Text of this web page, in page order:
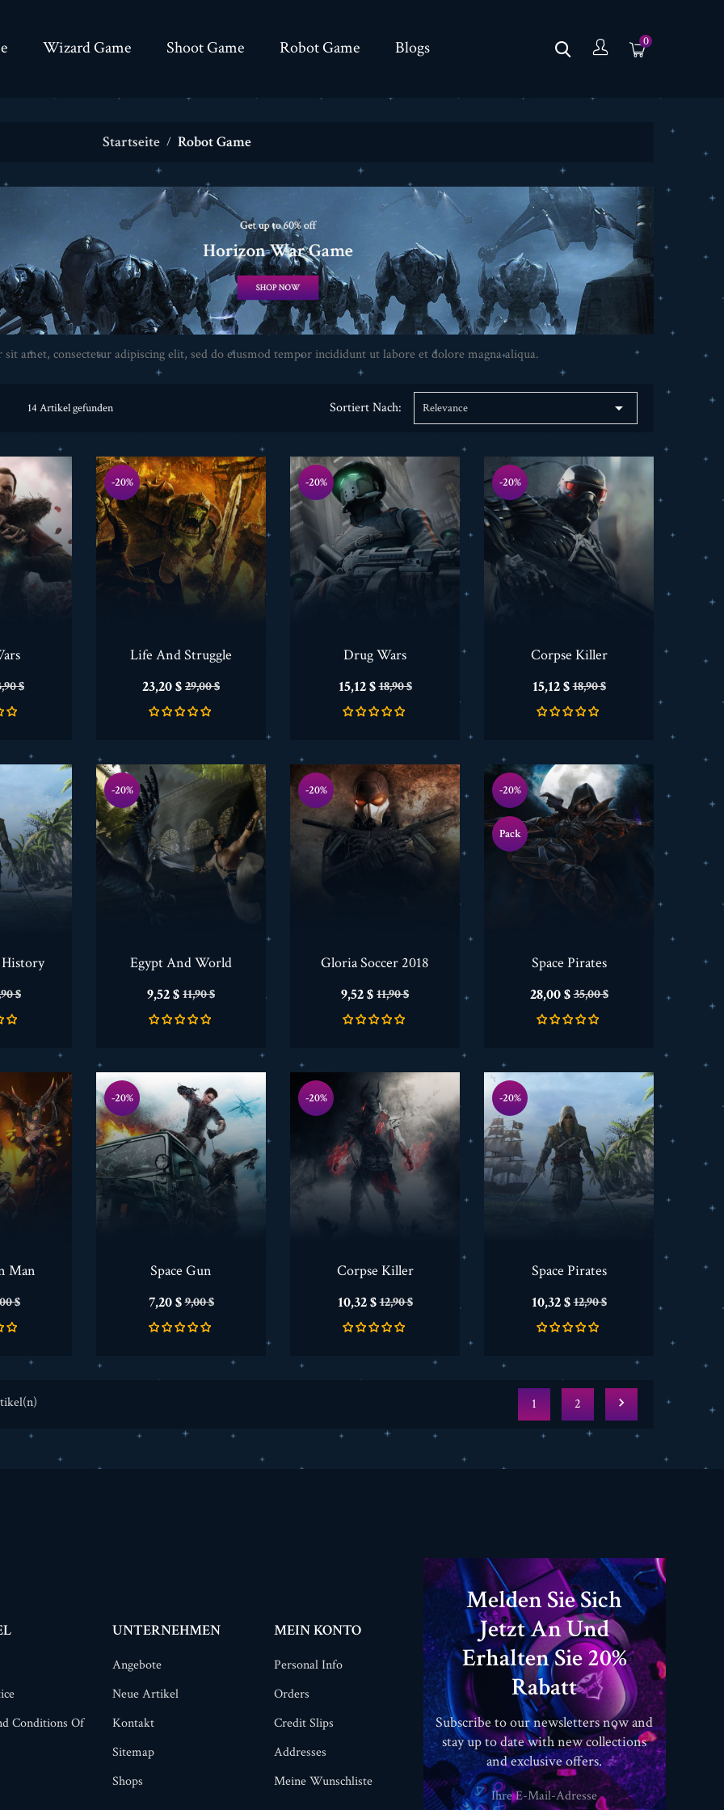
Wizard Game Shoot Game Robot Game Blogs 0
Startseite Robot Game
amet, consectetur adipiscing elit, sed do eiusmod tempor incididunt ut labore et dolore magna aliqua.
14 Artikel gefunden Sortiert Nach: Relevance 
$
-20%
Life And Struggle
Preis
23,20 $Verkaufspreis
29,00 $
-20%
Drug Wars
Preis
15,12 $Verkaufspreis
18,90 $
-20%
Corpse Killer
Preis
15,12 $Verkaufspreis
18,90 $
$
-20%
Egypt And World
Preis
9,52 $Verkaufspreis
11,90 $
-20%
Gloria Soccer 2018
Preis
9,52 $Verkaufspreis
11,90 $
-20%
Pack
Space Pirates
Preis
28,00 $Verkaufspreis
35,00 $
Man
$
-20%
Space Gun
Preis
7,20 $Verkaufspreis
9,00 $
-20%
Corpse Killer
Preis
10,32 $Verkaufspreis
12,90 $
-20%
Space Pirates
Preis
10,32 $Verkaufspreis
12,90 $
1 2 
Conditions Of
UNTERNEHMEN
Angebote
Neue Artikel
Kontakt
Sitemap
Shops
MEIN KONTO
Personal Info
Orders
Credit Slips
Addresses
Meine Wunschliste
Melden Sie Sich
Jetzt An Und
Erhalten Sie 20%
Rabatt
Subscribe to our newsletters now and
stay up to date with new collections
and exclusive offers.